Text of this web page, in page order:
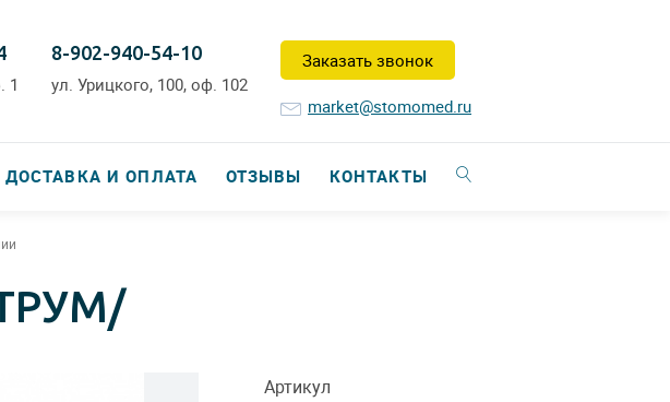
Заказать звонок
market@stomomed.ru
8-902-940-54-10
ул. Урицкого, 100, оф. 102
1
ДОСТАВКА И ОПЛАТА ОТЗЫВЫ КОНТАКТЫ
Артикул